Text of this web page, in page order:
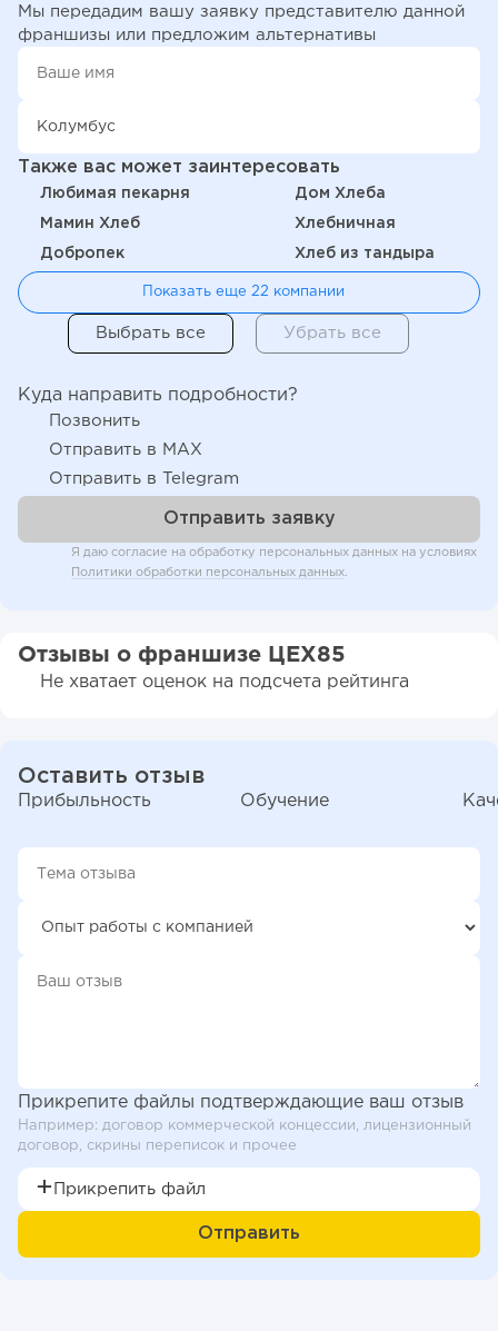
Мы передадим вашу заявку представителю данной
франшизы или предложим альтернативы
Также вас может заинтересовать
Любимая пекарня Дом Хлеба
Мамин Хлеб Хлебничная
Добропек Хлеб из тандыра
Показать еще 22 компании
Куда направить подробности?
Позвонить
Отправить в MAX
Отправить в Telegram
Я даю согласие на обработку персональных данных на условиях
Политики обработки персональных данных
Отзывы о франшизе ЦЕХ85
Не хватает оценок на подсчета рейтинга
Оставить отзыв
Прибыльность Обучение
Прикрепите файлы подтверждающие ваш отзыв
Например: договор коммерческой концессии, лицензионный
договор, скрины переписок и прочее
Прикрепить файл